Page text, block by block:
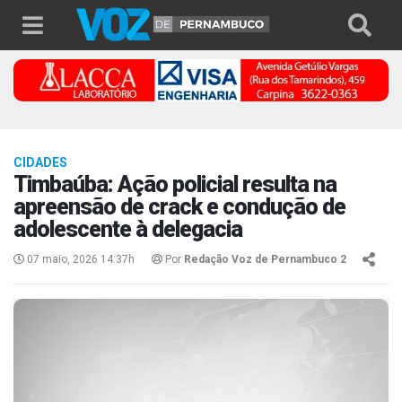
CIDADES
Timbaúba: Ação policial resulta na
apreensão de crack e condução de
adolescente à delegacia
07 maio, 2026 14:37h Por Redação Voz de Pernambuco 2